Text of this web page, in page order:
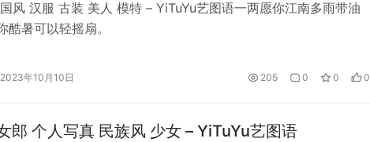
风 汉服 古装 美人 模特 – YiTuYu艺图语一两愿你江南多雨带油
酷暑可以轻摇扇。
2023年10月10日 205 0 0 0
郎 个人写真 民族风 少女 – YiTuYu艺图语